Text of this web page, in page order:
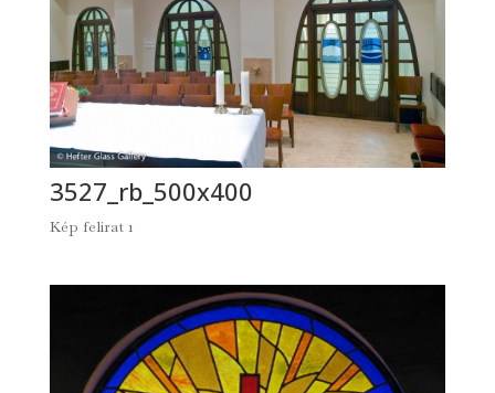
3527_rb_500x400
Kép felirat 1